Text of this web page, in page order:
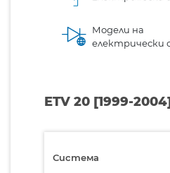
Модели на
електрически
ETV 20 [1999-
Система